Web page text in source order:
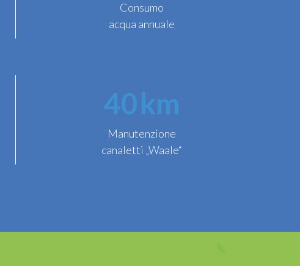
Consumo
acqua annuale
40km
Manutenzione
canaletti „Waale“